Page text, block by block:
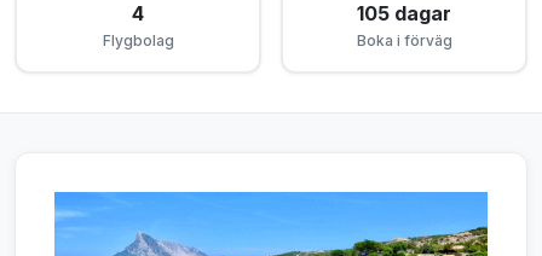
4
Flygbolag
105 dagar
Boka i förväg